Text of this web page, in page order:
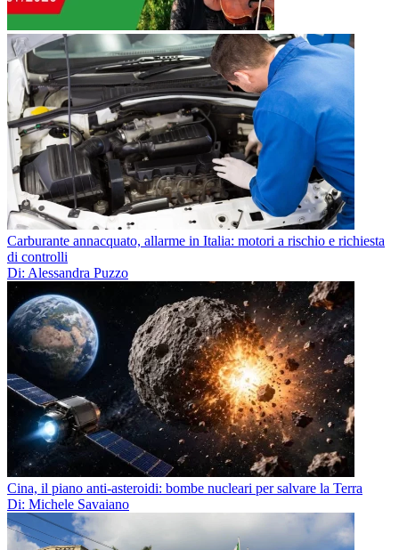
Carburante annacquato, allarme in Italia: motori a rischio e richiesta
di controlli
Di: Alessandra Puzzo
Cina, il piano anti-asteroidi: bombe nucleari per salvare la Terra
Di: Michele Savaiano